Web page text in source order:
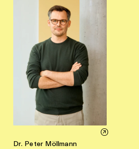
Dr. Peter Möllmann